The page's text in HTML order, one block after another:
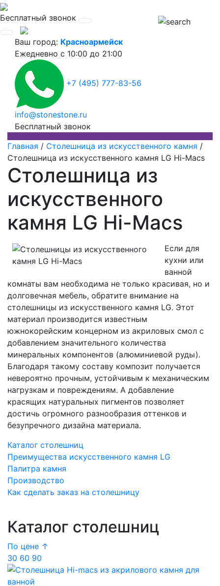
Бесплатный звонок
Ваш город: Красноармейск
Ежедневно с 10:00 до 21:00
+7 (495) 777-83-56
info@stonestone.ru
Бесплатный звонок
Главная / Столешница из искусственного камня /
Столешница из искусственного камня LG Hi-Macs
Столешница из
искусственного
камня LG Hi-Macs
Если для
кухни или
ванной
комнаты вам необходима не только красивая, но и
долговечная мебель, обратите внимание на
столешницы из искусственного камня LG. Этот
материал производится известным
южнокорейским концерном из акриловых смол с
добавлением значительного количества
минеральных компонентов (алюминиевой руды).
Благодаря такому составу композит получается
невероятно прочным, устойчивым к механическим
нагрузкам и повреждениям. А добавление
красящих натуральных пигментов позволяет
достичь огромного разнообразия оттенков и
безупречного дизайна материала.
Каталог столешниц
Преимущества искусственного камня LG
Палитра камня
Производство
Как сделать заказ на столешницу
Каталог столешниц
По цене ↑
30 60 90